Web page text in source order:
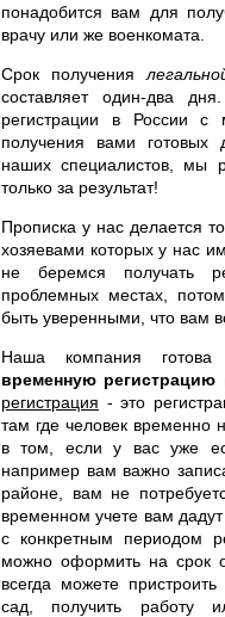
понадобится вам для
врачу или же военкомата.
Срок получения
составляет один-два
регистрации в России с
получения вами готовых
наших специалистов, мы
только за результат!
Прописка у нас делается
хозяевами которых у нас
не беремся получать
проблемных местах,
быть уверенными, что вам
Наша компания
временную
регистрация - это
там где человек временно
в том, если у вас уже
например вам важно
районе, вам не
временном учете вам
с конкретным периодом
можно оформить на
всегда можете
сад, получить работу